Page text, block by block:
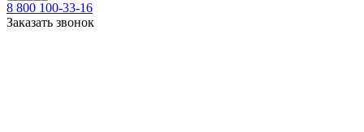
8 800 100-33-16
Заказать звонок